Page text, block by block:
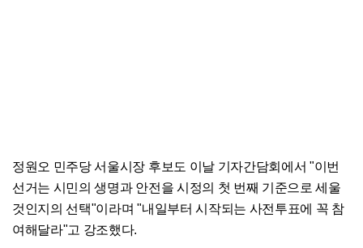
정원오 민주당 서울시장 후보도 이날 기자간담회에서 "이번
선거는 시민의 생명과 안전을 시정의 첫 번째 기준으로 세울
것인지의 선택"이라며 "내일부터 시작되는 사전투표에 꼭 참
여해달라"고 강조했다.